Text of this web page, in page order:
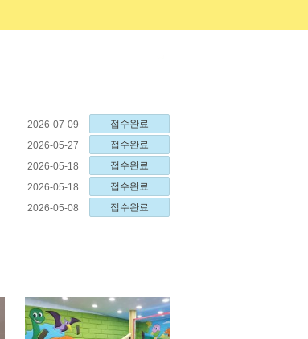
2026-07-09 접수완료
2026-05-27 접수완료
2026-05-18 접수완료
2026-05-18 접수완료
2026-05-08 접수완료